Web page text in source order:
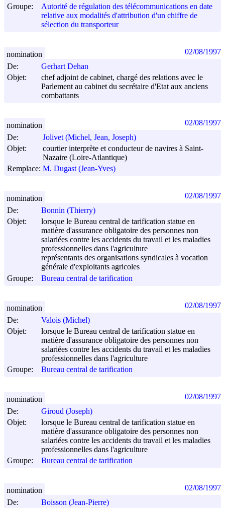
Groupe:
Autorité de régulation des télécommunications en date
relative aux modalités d'attribution d'un chiffre de
sélection du transporteur
De:
Gerhart Dehan
Objet:
chef adjoint de cabinet, chargé des relations avec le
Parlement au cabinet du secrétaire d'Etat aux anciens
combattants
nomination 02/08/1997
De:
Jolivet (Michel, Jean, Joseph)
Objet:
courtier interprète et conducteur de navires à Saint-
Nazaire (Loire-Atlantique)
Remplace: M. Dugast (Jean-Yves)
nomination 02/08/1997
De:
Bonnin (Thierry)
Objet:
lorsque le Bureau central de tarification statue en
matière d'assurance obligatoire des personnes non
salariées contre les accidents du travail et les maladies
professionnelles dans l'agriculture
représentants des organisations syndicales à vocation
générale d'exploitants agricoles
Groupe:
Bureau central de tarification
nomination 02/08/1997
De:
Valois (Michel)
Objet:
lorsque le Bureau central de tarification statue en
matière d'assurance obligatoire des personnes non
salariées contre les accidents du travail et les maladies
professionnelles dans l'agriculture
Groupe:
Bureau central de tarification
nomination 02/08/1997
De:
Giroud (Joseph)
Objet:
lorsque le Bureau central de tarification statue en
matière d'assurance obligatoire des personnes non
salariées contre les accidents du travail et les maladies
professionnelles dans l'agriculture
Groupe:
Bureau central de tarification
nomination 02/08/1997
De:
Boisson (Jean-Pierre)
nomination 02/08/1997